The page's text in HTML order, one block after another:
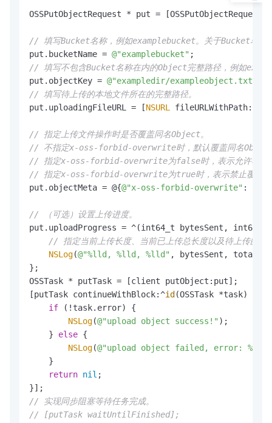
OSSPutObjectRequest * put = [OSSPutObjectRequest
// 填写Bucket名称，例如examplebucket。关于Bucket名称
put.bucketName = @"examplebucket"
// 填写不包含Bucket名称在内的Object完整路径，例如
put.objectKey = @"exampledir/exampleobject.txt"
// 填写待上传的本地文件所在的完整路径。
put.uploadingFileURL = [NSURL fileURLWithPath:
// 指定上传文件操作时是否覆盖同名Object。
// 不指定x-oss-forbid-overwrite时，默认覆盖同名
// 指定x-oss-forbid-overwrite为false时，表示允许覆盖
// 指定x-oss-forbid-overwrite为true时，表示禁止覆盖同
put.objectMeta = @{@"x-oss-forbid-overwrite" :
// （可选）设置上传进度。
put.uploadProgress = ^(int64_t bytesSent,
// 指定当前上传长度、当前已上传总长度以及待上传的总
NSLog(@"%lld, %lld, %lld" , bytesSent,
};
OSSTask * putTask = [client putObject:put];
[putTask continueWithBlock:^id (OSSTask *task) {
if (!task.error) {
NSLog(@"upload object success!" );
    }
else {
NSLog(@"upload object failed, error: %@"
    }
return nil ;
// 实现同步阻塞等待任务完成。
// [putTask waitUntilFinished];